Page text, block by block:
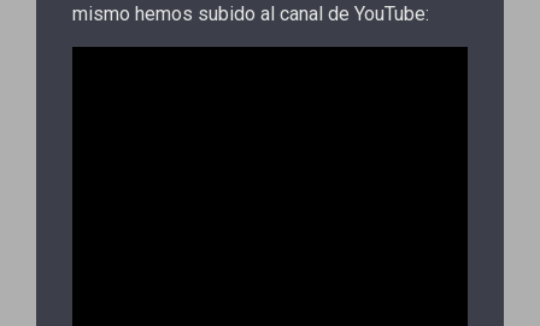
mismo hemos subido al canal de YouTube: